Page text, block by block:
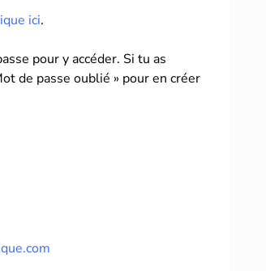
ici.
pour y accéder. Si tu as
de passe oublié » pour en créer